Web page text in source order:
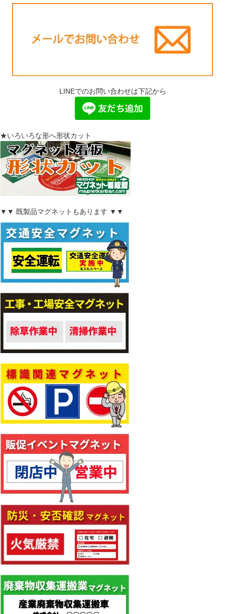
LINEでのお問い合わせは下記から
★いろいろな形へ形状カット
▼▼ 既製品マグネットもあります ▼▼